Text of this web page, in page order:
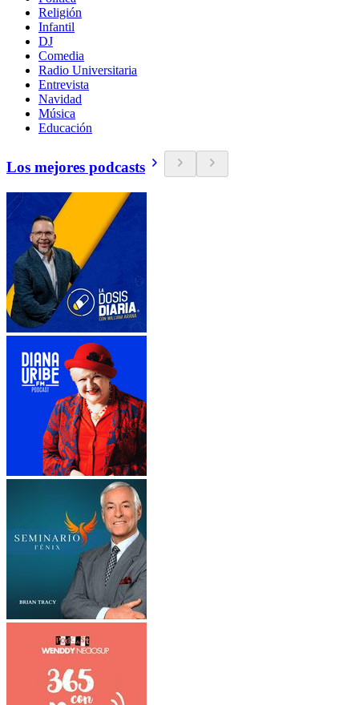
Religión
Infantil
DJ
Comedia
Radio Universitaria
Entrevista
Navidad
Música
Educación
Los mejores podcasts